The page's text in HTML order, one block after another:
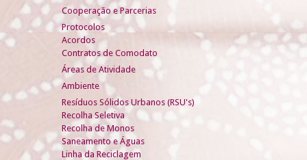
Cooperação e Parcerias
Protocolos
Acordos
Contratos de Comodato
Áreas de Atividade
Ambiente
Resíduos Sólidos Urbanos (RSU's)
Recolha Seletiva
Recolha de Monos
Saneamento e Águas
Linha da Reciclagem